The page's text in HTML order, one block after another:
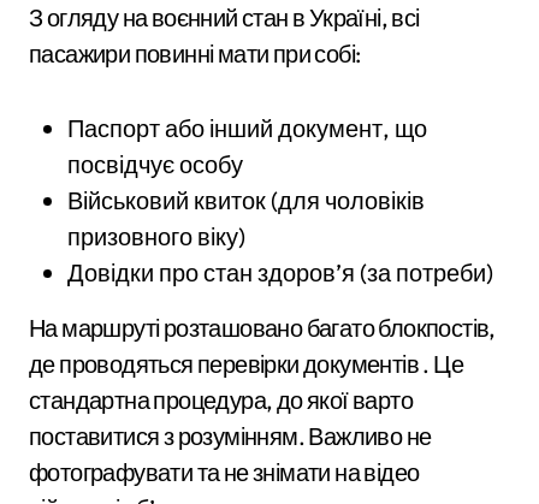
З огляду на воєнний стан в Україні, всі
пасажири повинні мати при собі:
Паспорт або інший документ, що
посвідчує особу
Військовий квиток (для чоловіків
призовного віку)
Довідки про стан здоров’я (за потреби)
На маршруті розташовано багато блокпостів,
де проводяться перевірки документів . Це
стандартна процедура, до якої варто
поставитися з розумінням. Важливо не
фотографувати та не знімати на відео